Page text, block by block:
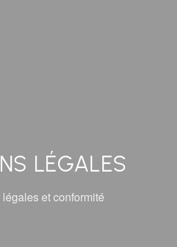
LÉGALES
et conformité